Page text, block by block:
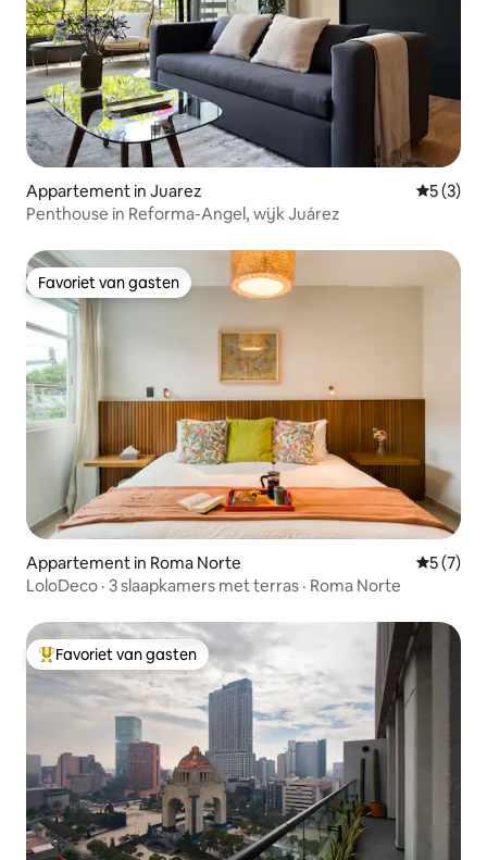
Appartement in Juarez
5 (3)
Penthouse in Reforma-Angel, wijk Juárez
Favoriet van gasten
Favoriet van gasten
Appartement in Roma Norte
5 (7)
LoloDeco · 3 slaapkamers met terras · Roma Norte
Topfavoriet van gasten
Favoriet van gasten